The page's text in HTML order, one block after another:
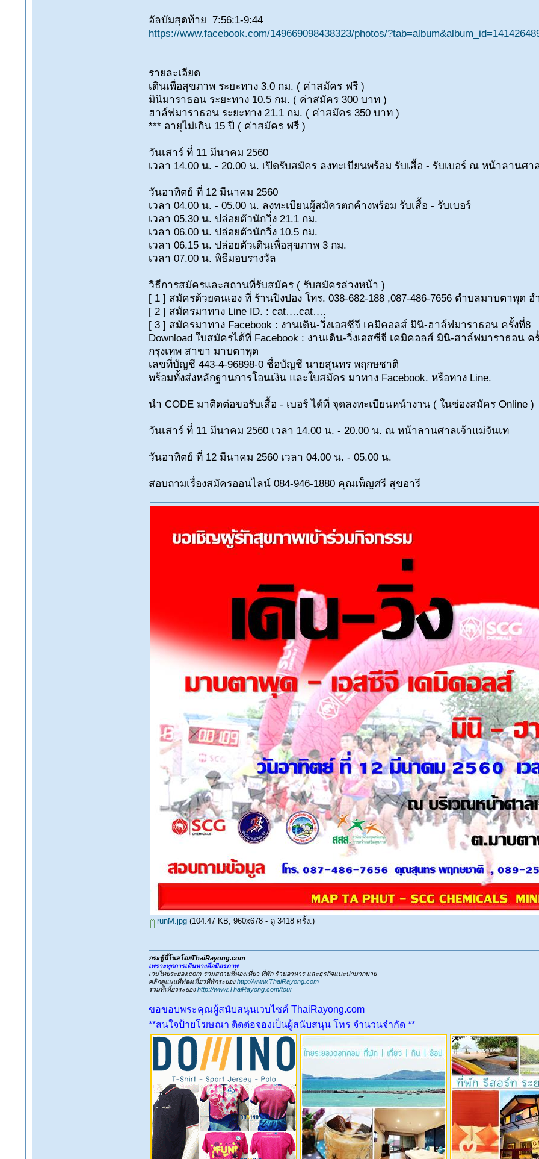
อัลบัมสุดท้าย 7:56:1-‏‎9:44
https://www.facebook.com/149669098438323/photos/
รายละเอียด
เดินเพื่อสุขภาพ ระยะทาง 3.0 กม. ( ค่าสมัคร ฟรี )
มินิมาราธอน ระยะทาง 10.5 กม. ( ค่าสมัคร 300 บาท )
ฮาล์ฟมาราธอน ระยะทาง 21.1 กม. ( ค่าสมัคร 350 บาท )
*** อายุไม่เกิน 15 ปี ( ค่าสมัคร ฟรี )
วันเสาร์ ที่ 11 มีนาคม 2560
เวลา 14.00 น. - 20.00 น. เปิดรับสมัคร ลงทะเบียนพร้อม รับเสื้อ - รับเบอร์ ณ หน้าลานศ
วันอาทิตย์ ที่ 12 มีนาคม 2560
เวลา 04.00 น. - 05.00 น. ลงทะเบียนผู้สมัครตกค้างพร้อม รับเสื้อ - รับเบอร์
เวลา 05.30 น. ปล่อยตัวนักวิ่ง 21.1 กม.
เวลา 06.00 น. ปล่อยตัวนักวิ่ง 10.5 กม.
เวลา 06.15 น. ปล่อยตัวเดินเพื่อสุขภาพ 3 กม.
เวลา 07.00 น. พิธีมอบรางวัล
วิธีการสมัครและสถานที่รับสมัคร ( รับสมัครล่วงหน้า )
[ 1 ] สมัครด้วยตนเอง ที่ ร้านปิงปอง โทร. 038-682-188 ,087-486-7656 ตำบลมาบตาพุด
[ 2 ] สมัครมาทาง Line ID. : cat….cat….
[ 3 ] สมัครมาทาง Facebook : งานเดิน-วิ่งเอสซีจี เคมิคอลส์ มินิ-ฮาล์ฟมาราธอน ครั้งที่8
Download ใบสมัครได้ที่ Facebook : งานเดิน-วิ่งเอสซีจี เคมิคอลส์ มินิ-ฮาล์ฟมาราธอ
กรุงเทพ สาขา มาบตาพุด
เลขที่บัญชี 443-4-96898-0 ชื่อบัญชี นายสุนทร พฤกษชาติ
พร้อมทั้งส่งหลักฐานการโอนเงิน และใบสมัคร มาทาง Facebook. หรือทาง Line.
นำ CODE มาติดต่อขอรับเสื้อ - เบอร์ ได้ที่ จุดลงทะเบียนหน้างาน ( ในช่องสมัคร Online
วันเสาร์ ที่ 11 มีนาคม 2560 เวลา 14.00 น. - 20.00 น. ณ หน้าลานศาลเจ้าแม่จันเท
วันอาทิตย์ ที่ 12 มีนาคม 2560 เวลา 04.00 น. - 05.00 น.
สอบถามเรื่องสมัครออนไลน์ 084-946-1880 คุณเพ็ญศรี สุขอารี
runM.jpg(104.47 KB, 960x678 - ดู 3418 ครั้ง.)
กระทู้นี้โพสโดยThaiRayong.com
เพราะทุกการเดินทางคือมิตรภาพ
เวบไทยระยอง.com รวมสถานที่ท่องเที่ยว ที่พัก ร้านอาหาร และธุรกิจแนะนำมากมาย
คลิกดูแผนที่ท่องเที่ยวที่พักระยองhttp://www.ThaiRayong.com
รวมที่เที่ยวระยองhttp://www.ThaiRayong.com/tour
ขอขอบพระคุณผู้สนับสนุนเวบไซค์ ThaiRayong.com
**สนใจป้ายโฆษณา ติดต่อจองเป็นผู้สนับสนุน โทร จำนวนจำกัด **